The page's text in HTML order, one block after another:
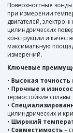
Поверхностные
при измерении
двигателей,
цилиндрических
конструкции и
максимальную
измерений.
Ключевые
• Высокая
• Прочные и
термостойкие сплавы
•
цилиндрических и
• Широкий
• Совместимость –